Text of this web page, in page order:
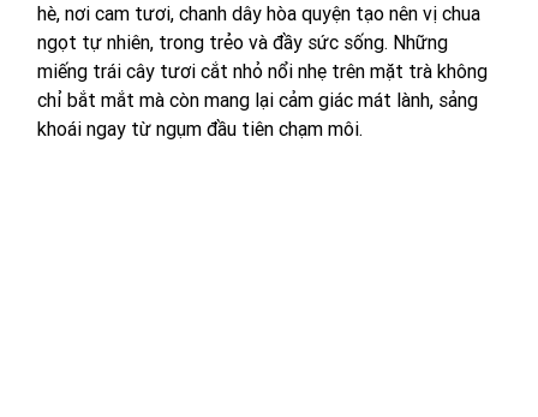
hè, nơi cam tươi, chanh dây hòa quyện tạo nên vị chua
ngọt tự nhiên, trong trẻo và đầy sức sống. Những
miếng trái cây tươi cắt nhỏ nổi nhẹ trên mặt trà không
chỉ bắt mắt mà còn mang lại cảm giác mát lành, sảng
khoái ngay từ ngụm đầu tiên chạm môi.